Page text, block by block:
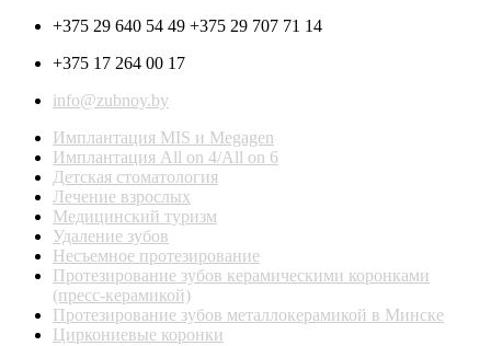
+375 29 640 54 49 +375 29 707 71 14
+375 17 264 00 17
info@zubnoy.by
Имплантация MIS и Megagen
Имплантация All on 4/All on 6
Детская стоматология
Лечение взрослых
Медицинский туризм
Удаление зубов
Несъемное протезирование
Протезирование зубов керамическими коронками
(пресс-керамикой)
Протезирование зубов металлокерамикой в Минске
Циркониевые коронки